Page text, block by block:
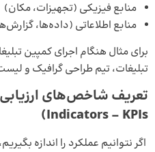
منابع فیزیکی (تجهیزات، مکان)
منابع اطلاعاتی (داده‌ها،
برای مثال هنگام اجرای کمپین
تبلیغات، تیم طراحی گرافیک و
تعریف شاخص‌های
Indicators – KPIs
)
اگر نتوانیم عملکرد را اندازه